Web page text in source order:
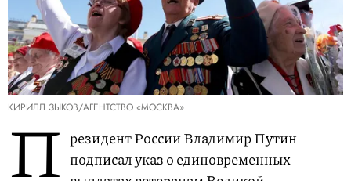
КИРИЛЛ ЗЫКОВ/АГЕНТСТВО «МОСКВА»
П резидент России Владимир Путин
подписал указ о единовременных